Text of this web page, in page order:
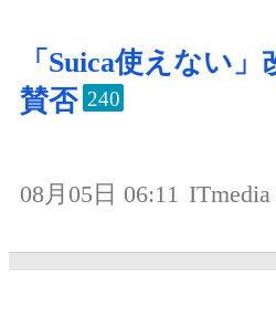
「Suica使えない」
賛否 240
08月05日 06:11